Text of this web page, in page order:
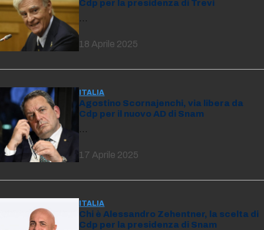
Cdp per la presidenza di Trevi
18 Aprile 2025
ITALIA
Agostino Scornajenchi, via libera da
Cdp per il nuovo AD di Snam
17 Aprile 2025
ITALIA
Chi è Alessandro Zehentner, la scelta di
Cdp per la presidenza di Snam